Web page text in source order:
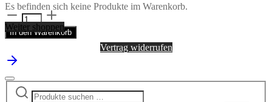
Seifenschale
CLASSIC
Salmon
In den Warenkorb
Es befinden sich keine Produkte im Warenkorb.
Weiter shoppen
Vertrag widerrufen
Suchen
nach: